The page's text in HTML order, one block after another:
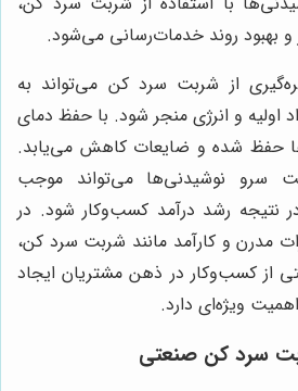
بهبود روند خدمات‌رسانی می‌شود.
از شربت سرد کن می‌تواند به
و انرژی منجر شود. با حفظ دمای
حفظ شده و ضایعات کاهش می‌یابد.
سرو نوشیدنی‌ها می‌تواند موجب
نتیجه رشد درآمد کسب‌وکار شود. در
مدرن و کارآمد مانند شربت سرد کن،
از کسب‌وکار در ذهن مشتریان ایجاد
ویژه‌ای دارد.
سرد کن صنعتی